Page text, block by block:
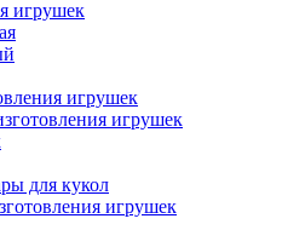
игрушек
игрушек
игрушек
для кукол
игрушек